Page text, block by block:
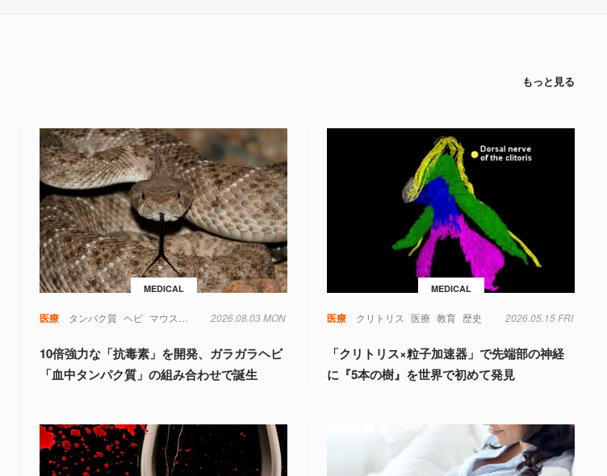
もっと見る
MEDICAL
医療 タンパク質 ヘビ マウス 実験 毒 遺伝子
2026.08.03 MON
10倍強力な「抗毒素」を開発、ガラガラヘビ
「血中タンパク質」の組み合わせで誕生
MEDICAL
医療 クリトリス 医療 教育 歴史 2026.05.15 FRI
「クリトリス×粒子加速器」で先端部の神経
に『5本の樹』を世界で初めて発見